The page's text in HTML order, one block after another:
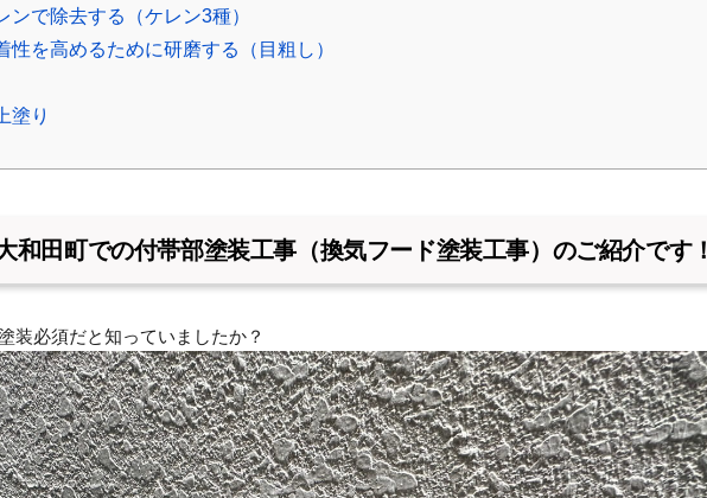
ンで除去する（ケレン3種）
性を高めるために研磨する（目粗し）
塗り
和田町での付帯部塗装工事（換気フード塗装工事）のご紹介です！
装必須だと知っていましたか？